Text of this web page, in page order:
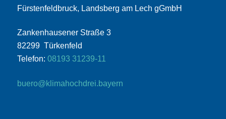
Fürstenfeldbruck, Landsberg am Lech gGmbH
Zankenhausener Straße 3
82299 Türkenfeld
Telefon: 08193 31239-11
buero@klimahochdrei.bayern